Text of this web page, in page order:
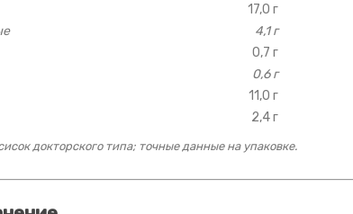
17,0 г
4,1 г
0,7 г
0,6 г
11,0 г
2,4 г
докторского типа; точные данные на упаковке.